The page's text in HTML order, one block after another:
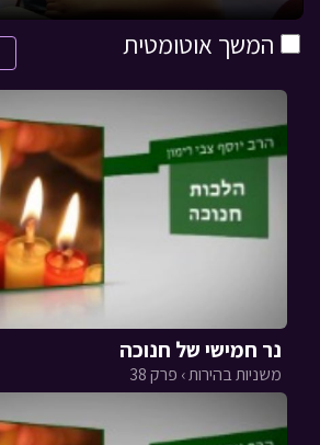
המשך אוטומטית
נר חמישי של חנוכה
משניות בהירות › פרק 38